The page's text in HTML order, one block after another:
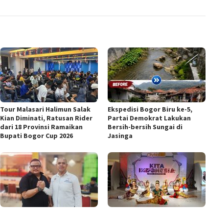
Tour Malasari Halimun Salak
Kian Diminati, Ratusan Rider
dari 18 Provinsi Ramaikan
Bupati Bogor Cup 2026
Ekspedisi Bogor Biru ke-5,
Partai Demokrat Lakukan
Bersih-bersih Sungai di
Jasinga